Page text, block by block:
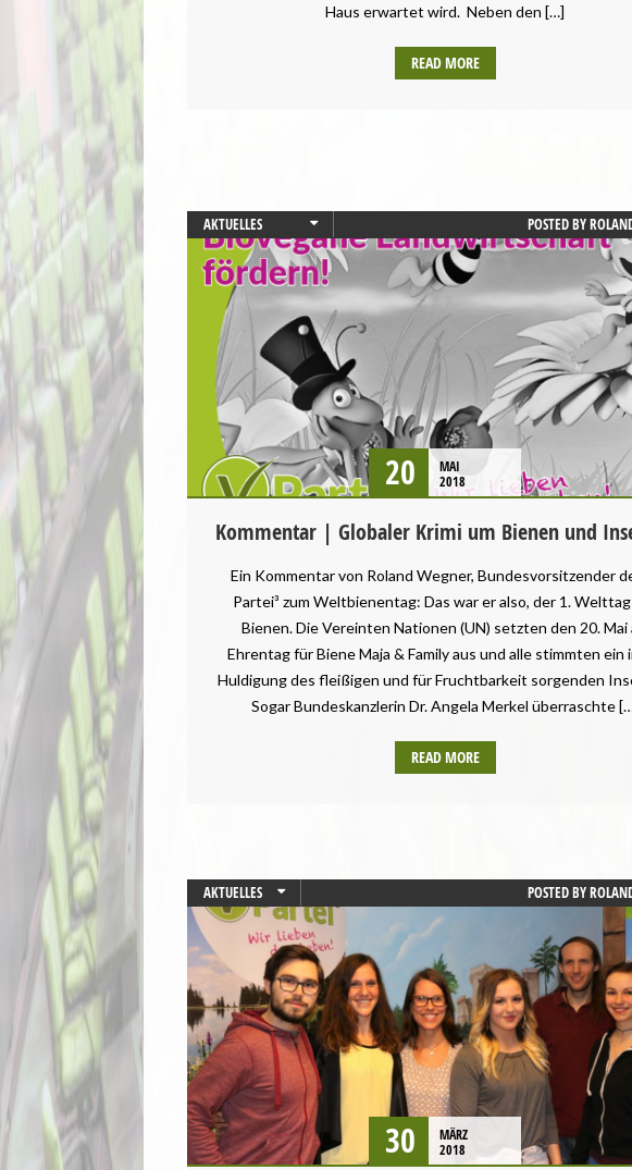
Haus erwartet wird. Neben den […]
READ MORE
AKTUELLES
LANDESVERBÄNDE
LANDWIRTSCHAFT
UMWELT UND KLIMA
POSTED BY
20
MAI
2018
Kommentar | Globaler Krimi um Bienen und
Ein Kommentar von Roland Wegner, Bundesvorsitzender
Partei³ zum Weltbienentag: Das war er also, der 1.
Bienen. Die Vereinten Nationen (UN) setzten den 20. Mai
Ehrentag für Biene Maja & Family aus und alle stimmten ein
Huldigung des fleißigen und für Fruchtbarkeit sorgenden
Sogar Bundeskanzlerin Dr. Angela Merkel überraschte
READ MORE
AKTUELLES
BAYERN
POSTED BY
30
MÄRZ
2018